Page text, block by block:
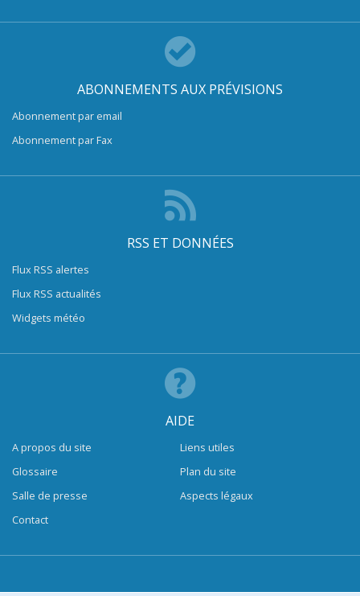
ABONNEMENTS AUX PRÉVISIONS
Abonnement par email
Abonnement par Fax
RSS ET DONNÉES
Flux RSS alertes
Flux RSS actualités
Widgets météo
AIDE
A propos du site
Glossaire
Salle de presse
Contact
Liens utiles
Plan du site
Aspects légaux